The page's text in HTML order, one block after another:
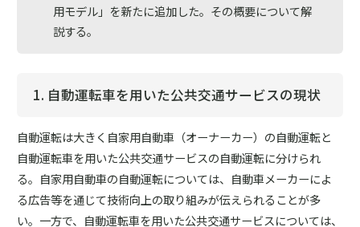
用モデル」を新たに追加した。その概要について解
説する。
1. 自動運転車を用いた公共交通サービスの現状
自動運転は大きく自家用自動車（オーナーカー）の自動運転と
自動運転車を用いた公共交通サービスの自動運転に分けられ
る。自家用自動車の自動運転については、自動車メーカーによ
る広告等を通じて技術向上の取り組みが伝えられることが多
い。一方で、自動運転車を用いた公共交通サービスについては、